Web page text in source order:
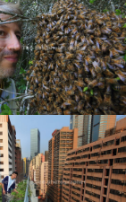
MIELS